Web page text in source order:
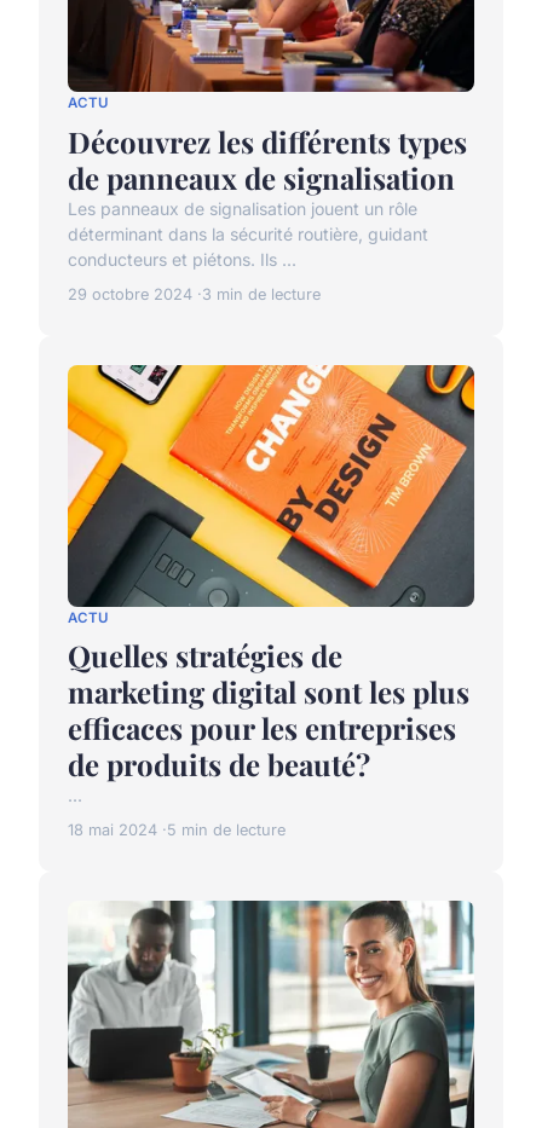
ACTU
Découvrez les différents types
de panneaux de signalisation
Les panneaux de signalisation jouent un rôle
déterminant dans la sécurité routière, guidant
conducteurs et piétons. Ils ...
29 octobre 2024 3 min de lecture
ACTU
Quelles stratégies de
marketing digital sont les plus
efficaces pour les entreprises
de produits de beauté?
...
18 mai 2024 5 min de lecture